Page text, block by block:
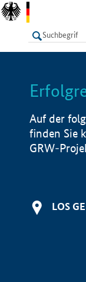
LISTE
Auf der
finden Sie
GRW-
LOS